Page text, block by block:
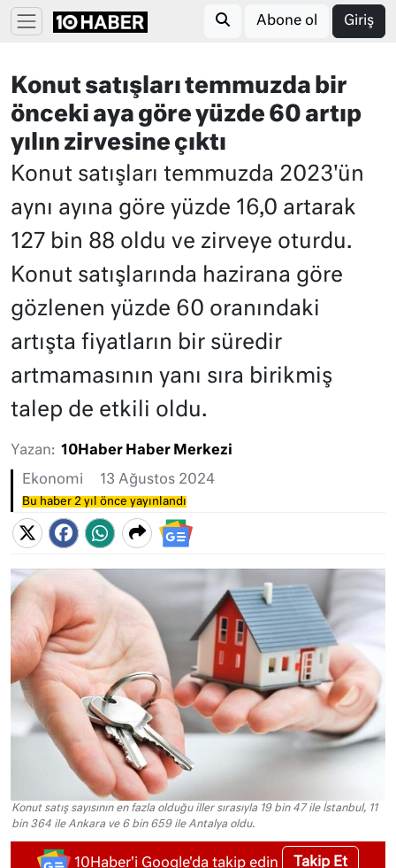
Abone ol Giriş
Konut satışları temmuzda bir
önceki aya göre yüzde 60 artıp
yılın zirvesine çıktı
Konut satışları temmuzda 2023'ün
aynı ayına göre yüzde 16,0 artarak
127 bin 88 oldu ve zirveye oturdu.
Konut satışlarında hazirana göre
gözlenen yüzde 60 oranındaki
artışta fiyatların bir süredir
artmamasının yanı sıra birikmiş
talep de etkili oldu.
Yazan: 10Haber Haber Merkezi
Ekonomi 13 Ağustos 2024
Bu haber 2 yıl önce yayınlandı
Konut satış sayısının en fazla olduğu iller sırasıyla 19 bin 47 ile İstanbul, 11
bin 364 ile Ankara ve 6 bin 659 ile Antalya oldu.
10Haber'i Google'da takip edin Takip Et